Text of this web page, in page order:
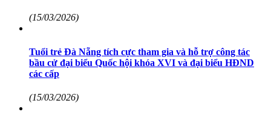
(15/03/2026)
Tuổi trẻ Đà Nẵng tích cực tham gia và hỗ trợ công tác
bầu cử đại biểu Quốc hội khóa XVI và đại biểu HĐND
các cấp
(15/03/2026)